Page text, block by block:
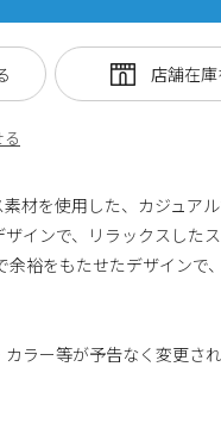
材を使用した、カジュア
インで、リラックスした
余裕をもたせたデザインで
ラー等が予告なく変更さ